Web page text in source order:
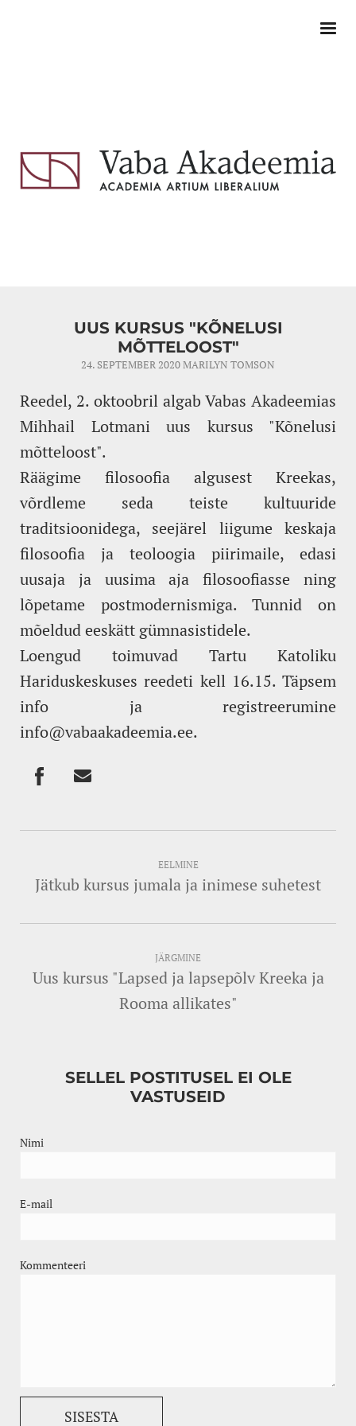
UUS KURSUS "KÕNELUSI
MÕTTELOOST"
24. SEPTEMBER 2020MARILYN TOMSON
Reedel, 2. oktoobril algab Vabas Akadeemias
Mihhail Lotmani uus kursus "Kõnelusi
mõtteloost".
Räägime filosoofia algusest Kreekas,
võrdleme seda teiste kultuuride
traditsioonidega, seejärel liigume keskaja
filosoofia ja teoloogia piirimaile, edasi
uusaja ja uusima aja filosoofiasse ning
lõpetame postmodernismiga. Tunnid on
mõeldud eeskätt gümnasistidele.
Loengud toimuvad Tartu Katoliku
Hariduskeskuses reedeti kell 16.15. Täpsem
info ja registreerumine
info@vabaakadeemia.ee.
EELMINE
Jätkub kursus jumala ja inimese suhetest
JÄRGMINE
Uus kursus "Lapsed ja lapsepõlv Kreeka ja
Rooma allikates"
SELLEL POSTITUSEL EI OLE
VASTUSEID
Nimi
E-mail
Kommenteeri